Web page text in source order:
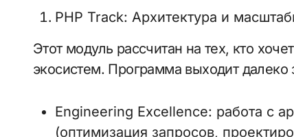
PHP Track: Архитектура и
Этот модуль рассчитан на тех, кто
экосистем. Программа выходит далеко
Engineering Excellence: работа с
(оптимизация запросов,